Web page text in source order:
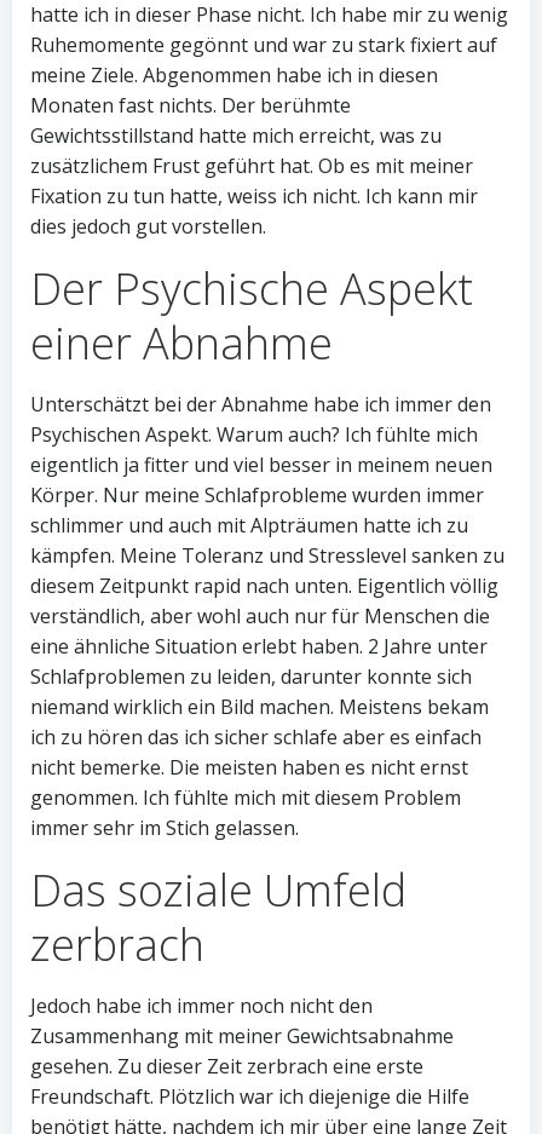
hatte ich in dieser Phase nicht. Ich habe mir zu wenig
Ruhemomente gegönnt und war zu stark fixiert auf
meine Ziele. Abgenommen habe ich in diesen
Monaten fast nichts. Der berühmte
Gewichtsstillstand hatte mich erreicht, was zu
zusätzlichem Frust geführt hat. Ob es mit meiner
Fixation zu tun hatte, weiss ich nicht. Ich kann mir
dies jedoch gut vorstellen.
Der Psychische Aspekt
einer Abnahme
Unterschätzt bei der Abnahme habe ich immer den
Psychischen Aspekt. Warum auch? Ich fühlte mich
eigentlich ja fitter und viel besser in meinem neuen
Körper. Nur meine Schlafprobleme wurden immer
schlimmer und auch mit Alpträumen hatte ich zu
kämpfen. Meine Toleranz und Stresslevel sanken zu
diesem Zeitpunkt rapid nach unten. Eigentlich völlig
verständlich, aber wohl auch nur für Menschen die
eine ähnliche Situation erlebt haben. 2 Jahre unter
Schlafproblemen zu leiden, darunter konnte sich
niemand wirklich ein Bild machen. Meistens bekam
ich zu hören das ich sicher schlafe aber es einfach
nicht bemerke. Die meisten haben es nicht ernst
genommen. Ich fühlte mich mit diesem Problem
immer sehr im Stich gelassen.
Das soziale Umfeld
zerbrach
Jedoch habe ich immer noch nicht den
Zusammenhang mit meiner Gewichtsabnahme
gesehen. Zu dieser Zeit zerbrach eine erste
Freundschaft. Plötzlich war ich diejenige die Hilfe
benötigt hätte, nachdem ich mir über eine lange Zeit